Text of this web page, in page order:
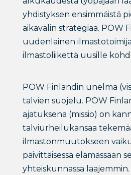
yhdistyksen ensimmäistä
aikavälin strategiaa. POW
uudenlainen
ilmastoliikettä uusille
POW Finlandin unelma
talvien suojelu. POW
ajatuksena (missio) on
talviurheilukansaa
ilmastonmuutokseen
päivittäisessä elämässään
yhteiskunnassa